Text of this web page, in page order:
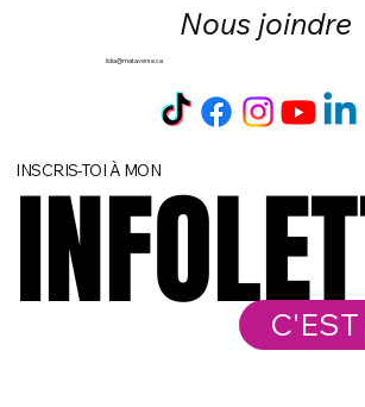
Nous joindre
lidia@mataverse.ca
INSCRIS-TOI À MON